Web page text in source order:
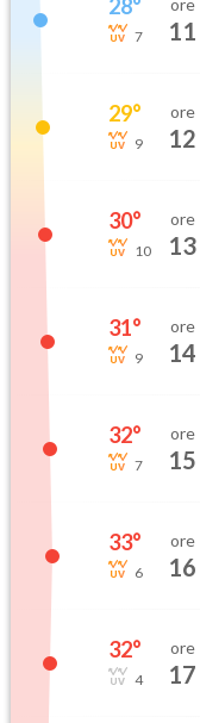
28°
7 11
29°
9
ore
12
30°
10
ore
13
31°
9
ore
14
32°
7
ore
15
33°
6
ore
16
32°
4
ore
17